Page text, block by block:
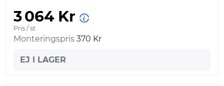
3 064 Kr
Pris / st
Monteringspris 370 Kr
EJ I LAGER